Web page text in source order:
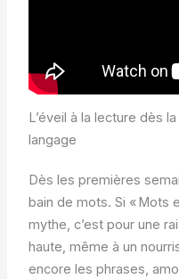
L’éveil à la lecture dès
langage
Dès les premières
bain de mots. Si « Mots
mythe, c’est pour une
haute, même à un
encore les phrases,